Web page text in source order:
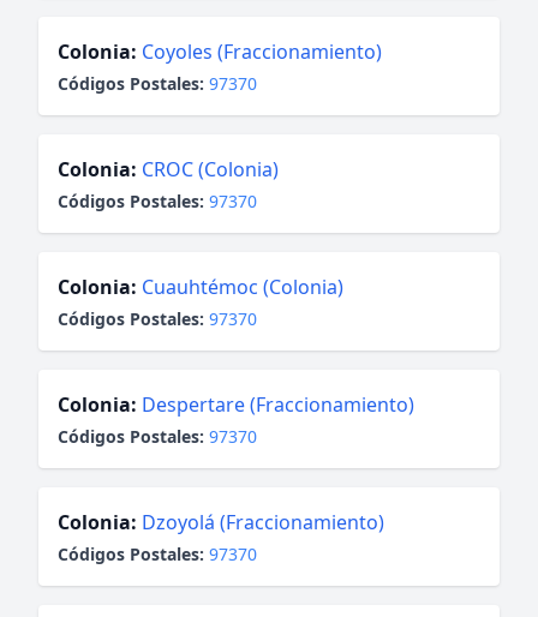
Colonia: Coyoles (Fraccionamiento)
Códigos Postales: 97370
Colonia: CROC (Colonia)
Códigos Postales: 97370
Colonia: Cuauhtémoc (Colonia)
Códigos Postales: 97370
Colonia: Despertare (Fraccionamiento)
Códigos Postales: 97370
Colonia: Dzoyolá (Fraccionamiento)
Códigos Postales: 97370